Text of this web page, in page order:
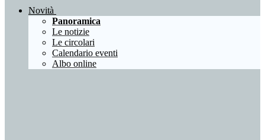
Novità
Panoramica
Le notizie
Le circolari
Calendario eventi
Albo online